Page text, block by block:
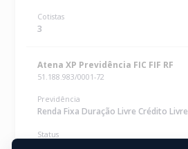
Cotistas
3
Atena XP Previdência FIC FIF RF
51.188.983/0001-72
Previdência
Renda Fixa Duração Livre Crédito Livre
Status